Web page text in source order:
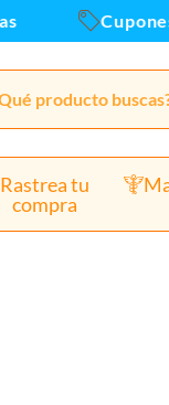
Cupones
Rastrea tu
compra